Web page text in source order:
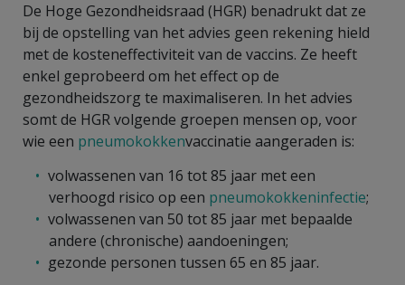
De Hoge Gezondheidsraad (HGR) benadrukt dat ze
bij de opstelling van het advies geen rekening hield
met de kosteneffectiviteit van de vaccins. Ze heeft
enkel geprobeerd om het effect op de
gezondheidszorg te maximaliseren. In het advies
somt de HGR volgende groepen mensen op, voor
wie een pneumokokkenvaccinatie aangeraden is:
volwassenen van 16 tot 85 jaar met een
verhoogd risico op een pneumokokkeninfectie;
volwassenen van 50 tot 85 jaar met bepaalde
andere (chronische) aandoeningen;
gezonde personen tussen 65 en 85 jaar.